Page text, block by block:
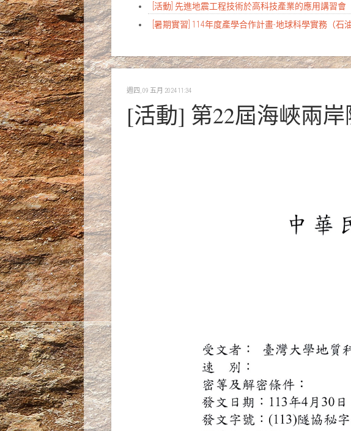
[活動] 先進地震工程技術於高科技產業的應用講習會
[暑期實習] 114年度產學合作計畫-地球科學實務（石
週四, 09 五月 2024 11:34
[活動] 第22屆海峽兩